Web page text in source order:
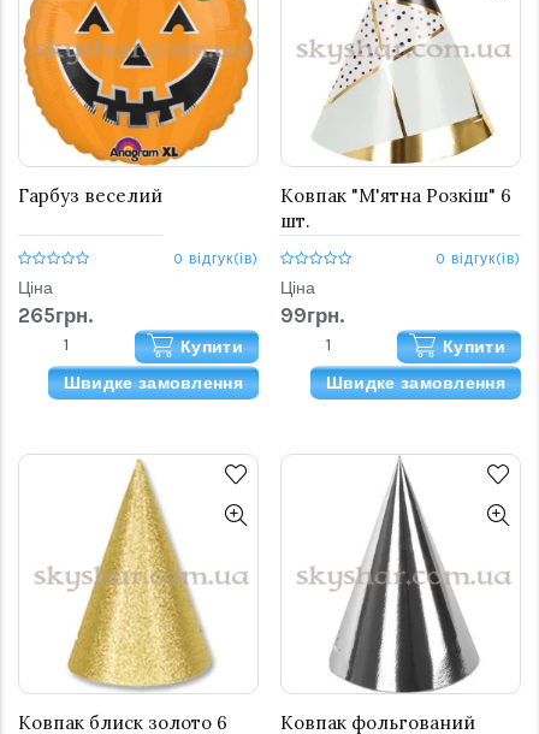
Гарбуз веселий
0 відгук(ів)
Ціна
265грн.
Купити
Швидке замовлення
Ковпак "М'ятна Розкіш" 6
шт.
0 відгук(ів)
Ціна
99грн.
Купити
Швидке замовлення
Ковпак блиск золото 6 Ковпак фольгований